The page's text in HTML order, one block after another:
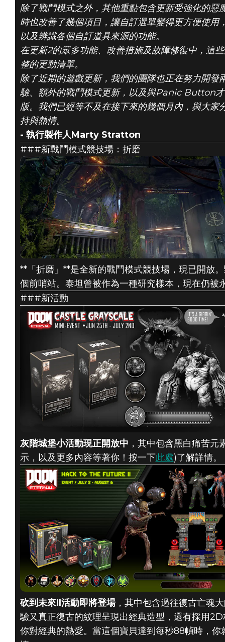
除了戰鬥模式之外，其他重點包含更新受強化的
時也改善了幾個項目，讓自訂選單變得更方便使
以及辨識各個自訂道具來源的功能。
在更新2的眾多功能、改善措施及故障修復中，這
整的更動清單。
除了近期的遊戲更新，我們的團隊也正在努力開
驗、額外的戰鬥模式更新，以及與Panic Button
版。我們已經等不及在接下來的幾個月內，與大
持與熱情。
- 執行製作人Marty Stratton
###新戰鬥模式競技場：折磨
**「折磨」**是全新的戰鬥模式競技場，現已開放
個前哨站。泰坦曾被作為一種研究樣本，現在仍被
###新活動
灰階城堡小活動現正開放中 ，其中包含黑白痛苦
示，以及更多內容等著你！按一下此處)了解詳情。
砍到未來II活動即將登場，其中包含過往復古亡魂
驗又真正復古的紋理呈現出經典造型，還有採用
你對經典的熱愛。當這個寶貝達到每秒88幀時，